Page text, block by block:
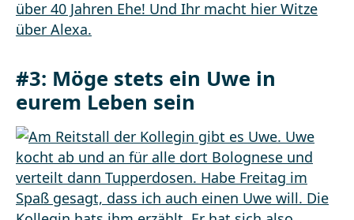
#3: Möge stets ein Uwe in
eurem Leben sein